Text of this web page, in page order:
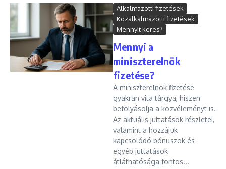
Alkalmazotti fizetések
Közalkalmazotti fizetések
Mennyit keres?
Mennyi a
miniszterelnök
fizetése?
A miniszterelnök fizetése
gyakran vita tárgya, hiszen
befolyásolja a közvéleményt is.
Az aktuális juttatások részletei,
valamint a hozzájuk
kapcsolódó bónuszok és
egyéb juttatások
átláthatósága fontos...